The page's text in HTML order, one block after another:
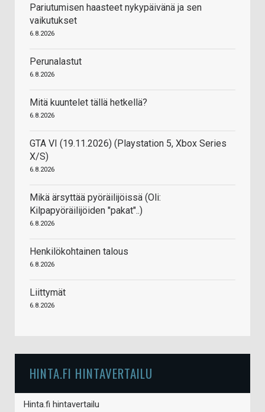
Pariutumisen haasteet nykypäivänä ja sen
vaikutukset
6.8.2026
Perunalastut
6.8.2026
Mitä kuuntelet tällä hetkellä?
6.8.2026
GTA VI (19.11.2026) (Playstation 5, Xbox Series
X/S)
6.8.2026
Mikä ärsyttää pyöräilijöissä (Oli:
Kilpapyöräilijöiden "pakat"..)
6.8.2026
Henkilökohtainen talous
6.8.2026
Liittymät
6.8.2026
HINTA.FI HINTAVERTAILU
Hinta.fi hintavertailu